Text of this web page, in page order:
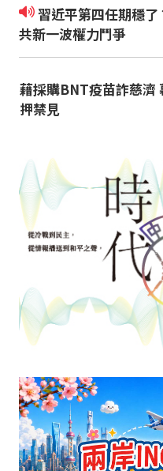
習近平第四任期穩了？從五中全會解析中
共新一波權力鬥爭
藉採購BNT疫苗詐慈濟
押禁見